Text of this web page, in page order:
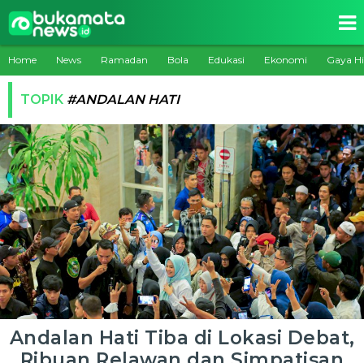
Home News Ramadan Bola Edukasi Ekonomi Gaya
TOPIK #ANDALAN HATI
Andalan Hati Tiba di Lokasi Debat,